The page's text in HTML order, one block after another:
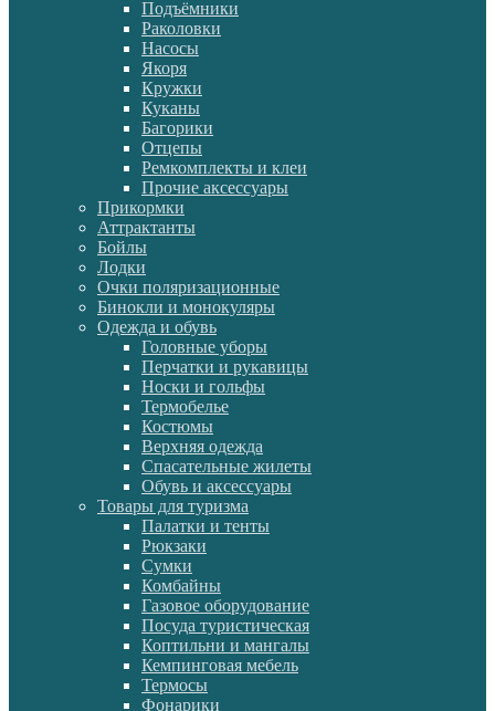
Подъёмники
Раколовки
Насосы
Якоря
Кружки
Куканы
Багорики
Отцепы
Ремкомплекты и клеи
Прочие аксессуары
Прикормки
Аттрактанты
Бойлы
Лодки
Очки поляризационные
Бинокли и монокуляры
Одежда и обувь
Головные уборы
Перчатки и рукавицы
Носки и гольфы
Термобелье
Костюмы
Верхняя одежда
Спасательные жилеты
Обувь и аксессуары
Товары для туризма
Палатки и тенты
Рюкзаки
Сумки
Комбайны
Газовое оборудование
Посуда туристическая
Коптильни и мангалы
Кемпинговая мебель
Термосы
Фонарики